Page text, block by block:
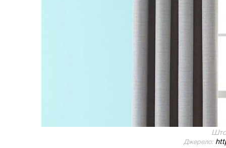
Джерело: